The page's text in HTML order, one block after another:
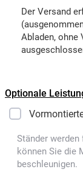
Der Versand
Abladen, ohne
Optionale
Ständer
können Sie die
beschleunigen.